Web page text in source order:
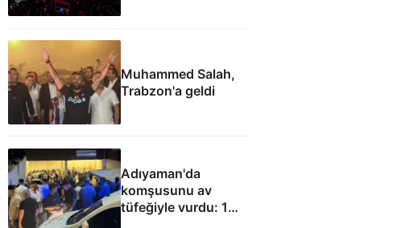
Muhammed Salah,
Trabzon'a geldi
Adıyaman'da
komşusunu av
tüfeğiyle vurdu: 1